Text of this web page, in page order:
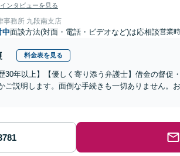
インタビューを見る
事務所 九段南支店
中面談方法(対面・電話・ビデオなど)は応相談営業
料金表を見る
30年以上】【優しく寄り添う弁護士】借金の督
ご説明します。面倒な手続きも一切ありません。